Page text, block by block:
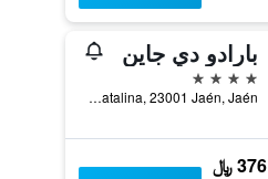
بارادو دي جاين
4 نجوم
Castillo de Santa Catalina, 23001 Jaén, Jaén, خاين, منطقة أندلوسيا, أسبانيا
376 ﷼